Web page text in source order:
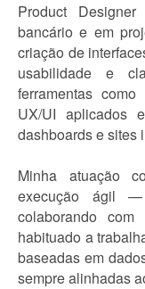
Product
bancário e em
criação de
usabilidade e
ferramentas
UX/UI aplicados
dashboards e sites
Minha atuação
execução ágil
colaborando
habituado a
baseadas em
sempre alinhadas